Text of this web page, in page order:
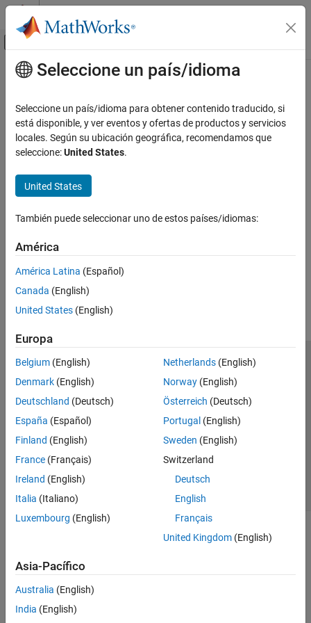
Saltar al contenido
Mostrar/ocultar menú de navegación
Inicio de Documentación
Categoría
MATLAB Compiler
MATLAB Production Server
Installation
Server Management
Security
Troubleshooting
Simulink Compiler
Simulink FMU Builder
Contenido principal
How useful was this information?
Seleccione un país/idioma
Seleccione un país/idioma para obtener contenido traducido, si
está disponible, y ver eventos y ofertas de productos y servicios
locales. Según su ubicación geográfica, recomendamos que
seleccione:United States.
United States
También puede seleccionar uno de estos países/idiomas:
América
América Latina (Español)
Canada (English)
United States (English)
Europa
Belgium (English)
Denmark (English)
Deutschland (Deutsch)
España (Español)
Finland (English)
France (Français)
Ireland (English)
Italia (Italiano)
Luxembourg (English)
Netherlands(English)
Norway(English)
Österreich (Deutsch)
Portugal (English)
Sweden (English)
Switzerland
Deutsch
English
Français
United Kingdom(English)
Asia-Pacífico
Australia (English)
India (English)
Centro de confianza
Marcas comerciales
Política de privacidad
Antipiratería
Estado de las aplicaciones
Información de contacto
© 1994-2026 The MathWorks, Inc.